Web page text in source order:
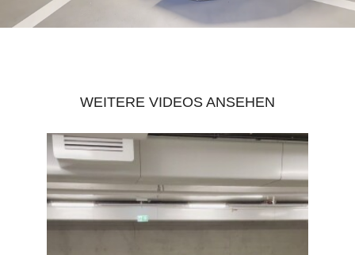
WEITERE VIDEOS ANSEHEN